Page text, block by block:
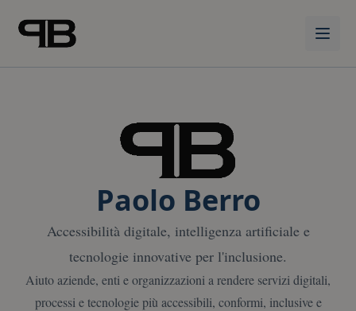
Paolo Berro
Accessibilità digitale, intelligenza artificiale e
tecnologie innovative per l'inclusione.
Aiuto aziende, enti e organizzazioni a rendere servizi digitali,
processi e tecnologie più accessibili, conformi, inclusive e